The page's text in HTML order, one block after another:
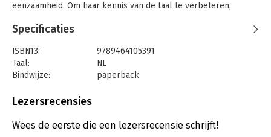
eenzaamheid. Om haar kennis van de taal te verbeteren,
daten mensen namelijk om allerlei redenen.
Japan. Tegelijkertijd is het een verhaal van een Franse vrouw
die op zoek is naar vrijheid.
Specificaties
ISBN13:
9789464105391
Taal:
NL
Bindwijze:
paperback
Uitgever:
Verschijningsdatum:
20-11-2024
Lezersrecensies
Wees de eerste die een lezersrecensie schrijft!